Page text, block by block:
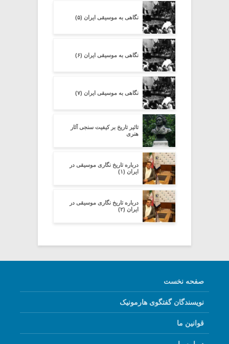
نگاهی به موسیقی ایران (۵)
نگاهی به موسیقی ایران (۶)
نگاهی به موسیقی ایران (۷)
تاثیر تاریخ بر کیفیت سنجی آثار
هنری
درباره تاریخ نگاری موسیقی در
ایران (۱)
درباره تاریخ نگاری موسیقی در
ایران (۲)
صفحه نخست
نویسندگان گفتگوی هارمونیک
قوانین ما